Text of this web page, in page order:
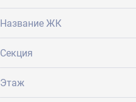
Название ЖК
Секция
Этаж